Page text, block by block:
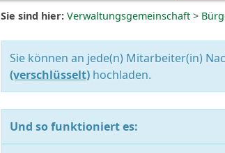
Sie sind hier: Verwaltungsgemeinschaft >
Sie können an jede(n) Mitarbeiter(in)
(verschlüsselt) hochladen.
Und so funktioniert es: